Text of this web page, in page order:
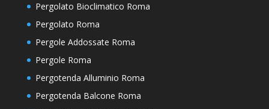
Pergolato Bioclimatico Roma
Pergolato Roma
Pergole Addossate Roma
Pergole Roma
Pergotenda Alluminio Roma
Pergotenda Balcone Roma